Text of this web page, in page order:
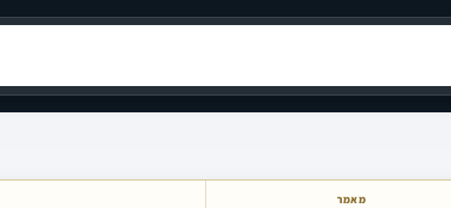
מאמר